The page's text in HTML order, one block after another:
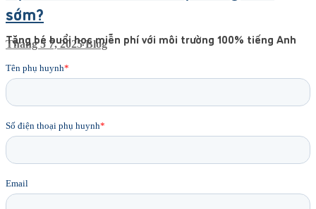
sớm?
Tháng 5 7, 2025Blog
Tặng bé buổi học miễn phí với môi trường 100% tiếng Anh